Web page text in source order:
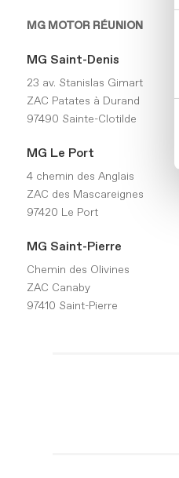
MG MOTOR RÉUNION
MG Saint-Denis
23 av. Stanislas Gimart
ZAC Patates à Durand
97490 Sainte-Clotilde
MG Le Port
4 chemin des Anglais
ZAC des Mascareignes
97420 Le Port
MG Saint-Pierre
Chemin des Olivines
ZAC Canaby
97410 Saint-Pierre